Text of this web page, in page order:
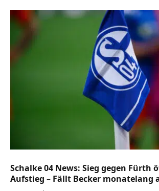
Schalke 04 News: Sieg gegen Fürth
Aufstieg – Fällt Becker monatelang